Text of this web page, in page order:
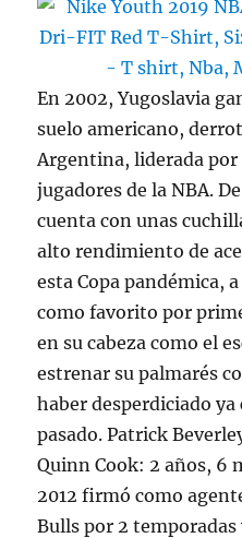
En 2002, Yugoslavia
suelo americano,
Argentina, liderada
jugadores de la NBA.
cuenta con unas
alto rendimiento de
esta Copa pandémica,
como favorito por
en su cabeza como el
estrenar su palmarés
haber desperdiciado
pasado. Patrick
Quinn Cook: 2 años, 6
2012 firmó como
Bulls por 2